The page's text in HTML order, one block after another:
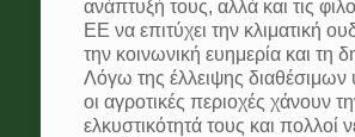
ανάπτυξή τους, αλλά και τις
ΕΕ να επιτύχει την κλιματική
την κοινωνική ευημερία και τη
Λόγω της έλλειψης
οι αγροτικές περιοχές χάνουν
ελκυστικότητά τους και πολλοί